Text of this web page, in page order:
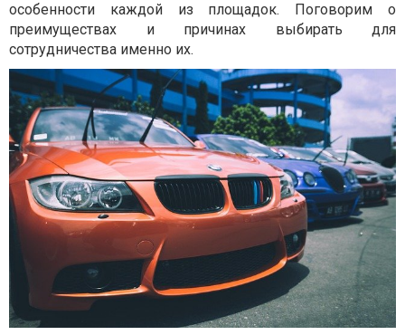
особенности каждой из площадок. Поговорим о
преимуществах и причинах выбирать для
сотрудничества именно их.